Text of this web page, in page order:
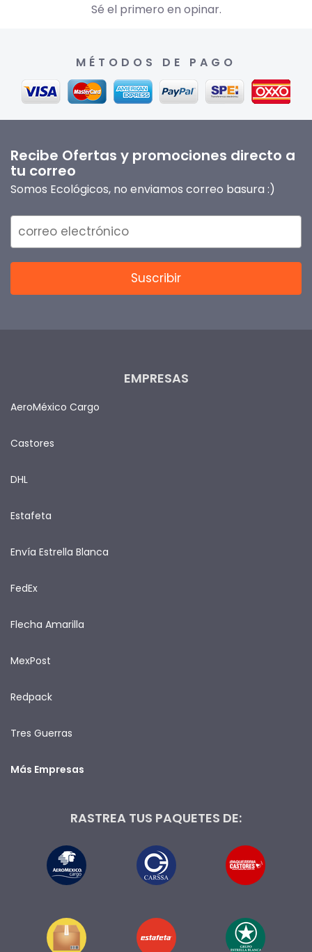
Sé el primero en opinar.
MÉTODOS DE PAGO
Recibe Ofertas y promociones directo a
tu correo
Somos Ecológicos, no enviamos correo basura :)
EMPRESAS
AeroMéxico Cargo
Castores
DHL
Estafeta
Envía Estrella Blanca
FedEx
Flecha Amarilla
MexPost
Redpack
Tres Guerras
Más Empresas
RASTREA TUS PAQUETES DE: